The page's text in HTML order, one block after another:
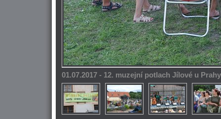
01.07.2017 - 12. muzejní potlach Jílové u Prahy